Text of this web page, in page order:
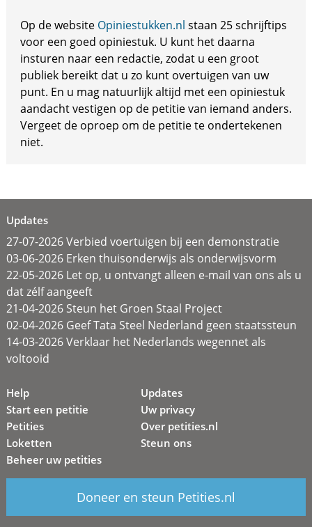
Op de website Opiniestukken.nl staan 25 schrijftips
voor een goed opiniestuk. U kunt het daarna
insturen naar een redactie, zodat u een groot
publiek bereikt dat u zo kunt overtuigen van uw
punt. En u mag natuurlijk altijd met een opiniestuk
aandacht vestigen op de petitie van iemand anders.
Vergeet de oproep om de petitie te ondertekenen
niet.
Updates
27-07-2026 Verbied voertuigen bij een demonstratie
03-06-2026 Erken thuisonderwijs als onderwijsvorm
22-05-2026 Let op, u ontvangt alleen e-mail van ons als u
dat zélf aangeeft
21-04-2026 Steun het Groen Staal Project
02-04-2026 Geef Tata Steel Nederland geen staatssteun
14-03-2026 Verklaar het Nederlands wegennet als
voltooid
Help
Start een petitie
Petities
Loketten
Beheer uw petities
Updates
Uw privacy
Over petities.nl
Steun ons
Doneer en steun Petities.nl